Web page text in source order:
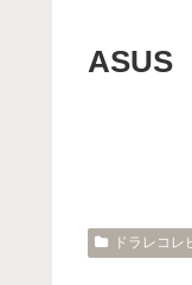
ASUS
ドラレコレ